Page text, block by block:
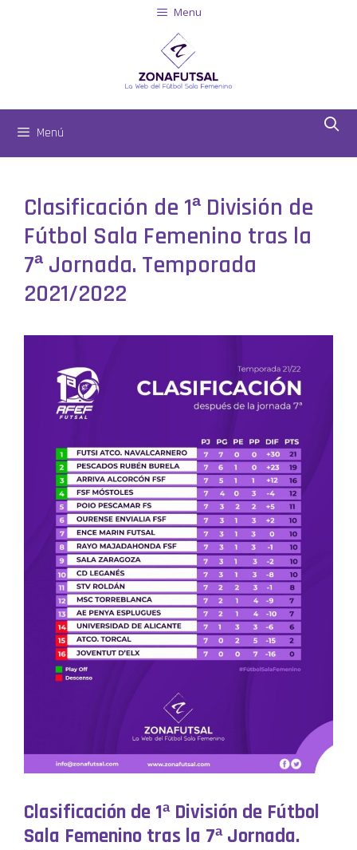
Menu
Menú
Clasificación de 1ª División de
Fútbol Sala Femenino tras la
7ª Jornada. Temporada
2021/2022
Clasificación de 1ª División de Fútbol
Sala Femenino tras la 7ª Jornada.